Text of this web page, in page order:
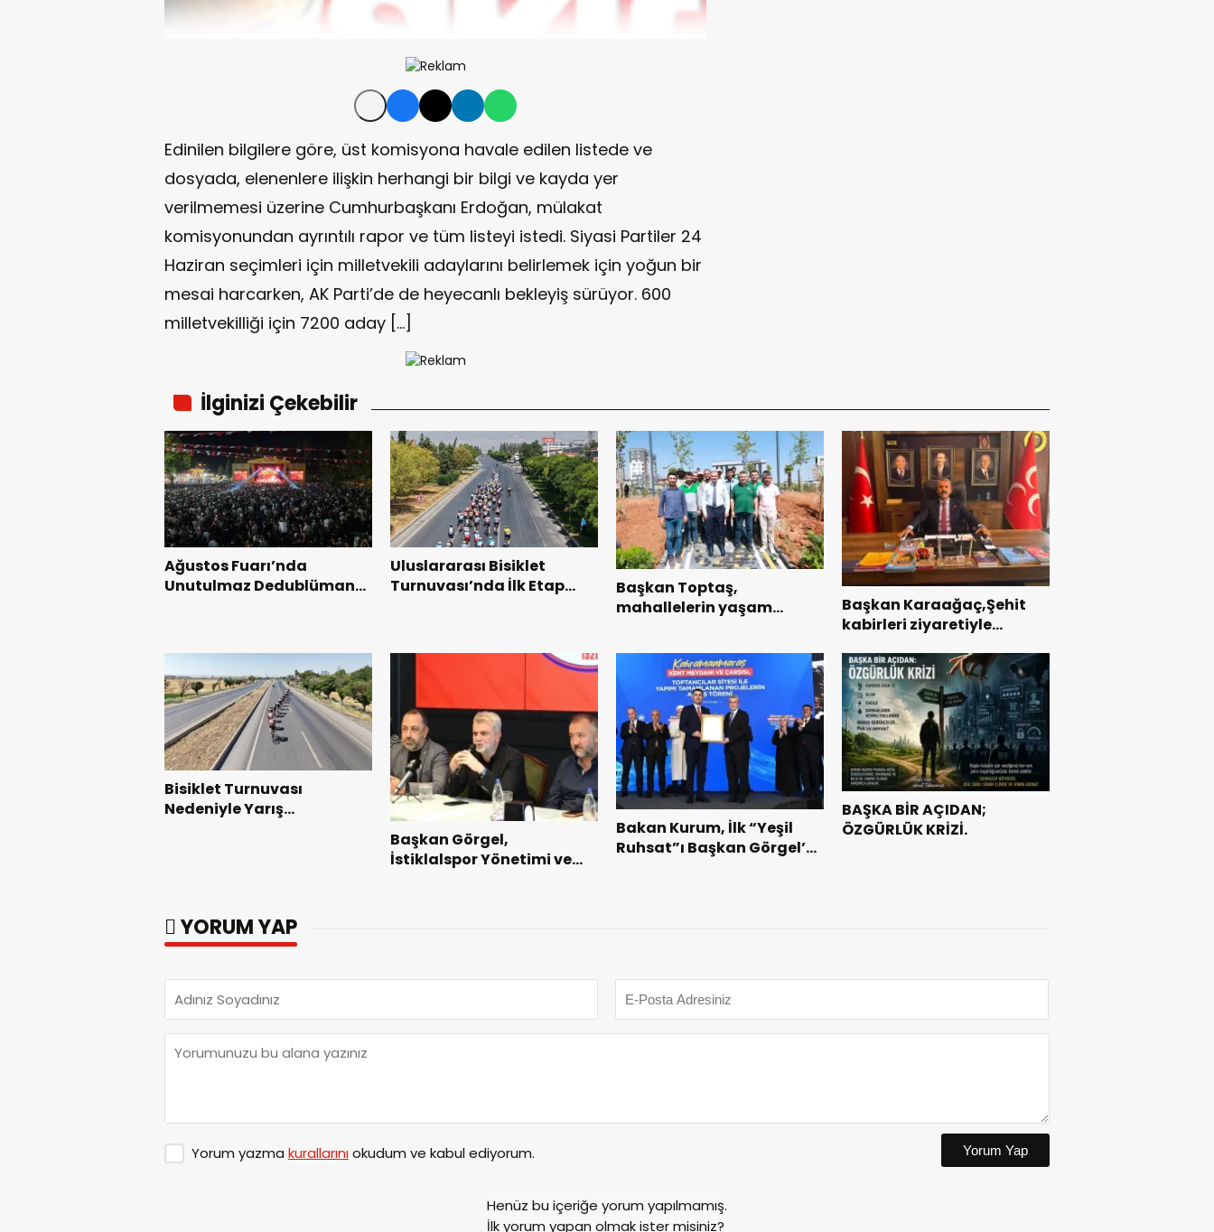
Edinilen bilgilere göre, üst komisyona havale edilen listede ve
dosyada, elenenlere ilişkin herhangi bir bilgi ve kayda yer
verilmemesi üzerine Cumhurbaşkanı Erdoğan, mülakat
komisyonundan ayrıntılı rapor ve tüm listeyi istedi. Siyasi Partiler 24
Haziran seçimleri için milletvekili adaylarını belirlemek için yoğun bir
mesai harcarken, AK Parti’de de heyecanlı bekleyiş sürüyor. 600
milletvekilliği için 7200 aday […]
İlginizi Çekebilir
Ağustos Fuarı’nda
Unutulmaz Dedublüman
Uluslararası Bisiklet
Turnuvası’nda İlk Etap
Başkan Toptaş,
mahallelerin yaşam
Başkan Karaağaç,Şehit
kabirleri ziyaretiyle
Bisiklet Turnuvası
Nedeniyle Yarış
Başkan Görgel,
İstiklalspor Yönetimi ve
Bakan Kurum, İlk “Yeşil
Ruhsat”ı Başkan Görgel’e
BAŞKA BİR AÇIDAN;
ÖZGÜRLÜK KRİZİ.
YORUM YAP
Yorum yazma kurallarınıokudum ve kabul ediyorum. Yorum Yap
Henüz bu içeriğe yorum yapılmamış.
İlk yorum yapan olmak ister misiniz?